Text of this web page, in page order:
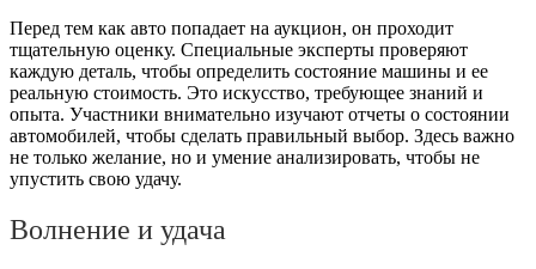
Перед тем как авто попадает на аукцион, он проходит
тщательную оценку. Специальные эксперты проверяют
каждую деталь, чтобы определить состояние машины и ее
реальную стоимость. Это искусство, требующее знаний и
опыта. Участники внимательно изучают отчеты о состоянии
автомобилей, чтобы сделать правильный выбор. Здесь важно
не только желание, но и умение анализировать, чтобы не
упустить свою удачу.
Волнение и удача